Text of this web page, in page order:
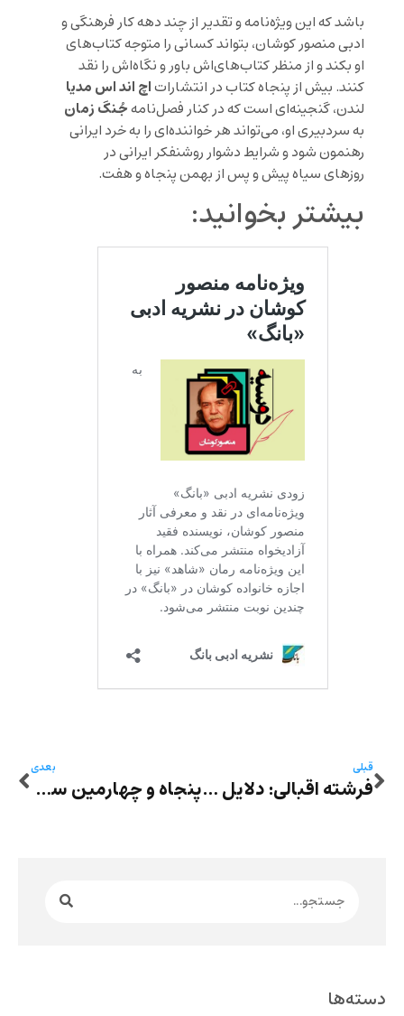
باشد که این ویژه‌نامه و تقدیر از چند دهه کار فرهنگی و
ادبی منصور کوشان، بتواند کسانی را متوجه کتاب‌های
او بکند و از منظر کتاب‌های‌اش باور و نگاه‌اش را نقد
کنند. بیش از پنجاه کتاب در انتشاراتاچ اند اس مدیا
لندن، گنجینه‌ای است که در کنار فصل‌نامهجُنگ زمان
به سردبیری او، می‌تواند هر خواننده‌ای را به خرد ایرانی
رهنمون شود و شرایط دشوار روشنفکر ایرانی در
روزهای سیاه پیش و پس از بهمن پنجاه و هفت.
بیشتر بخوانید:
قبلی
فرشته اقبالی: دلایل زن
بعدی
پنجاه و چهارمین سالگرد تأسیس کانون نویسندگان ایران
دسته‌ها